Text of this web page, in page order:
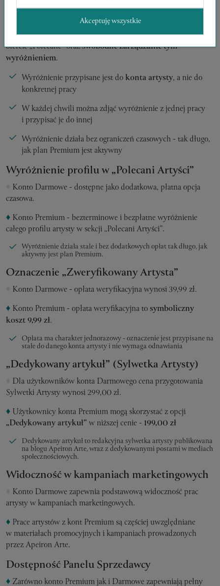
Konto Premium umożliwiabezterminowe i
bezpłatnewyróżnieniejednej dowolnej aktywnej pracyw
ofercie „Polecane” orazswobodne zarządzanie tym
wyróżnieniem.
Wyróżnienie przypisane jest do konta artysty, a nie do
konkretnej pracy
W każdej chwili można zdjąć wyróżnienie z jednej pracy
i przypisać je do innej
Wyróżnienie działa bez ograniczeń czasowych - tak długo,
jak plan Premium jest aktywny
Wyróżnienie profilu w „Polecani Artyści”
Konto Darmowe - dostępne jako dodatkowa, płatna opcja
czasowa.
♦ Konto Premium - bezterminowe i bezpłatne wyróżnienie
całego profilu artysty w sekcji „Polecani Artyści”.
Wyróżnienie działa stale i bez dodatkowych opłat tak długo, jak
aktywny jest plan Premium.
Oznaczenie „Zweryfikowany Artysta”
Konto Darmowe - opłata weryfikacyjna wynosi 39,99 zł.
♦ Konto Premium - opłata weryfikacyjna to symboliczny
koszt 9,99 zł.
Opłata ma charakter jednorazowy - oznaczenie jest przypisane na
stałe do danego konta artysty i nie wymaga odnawiania
„Dedykowany artykuł” (Sylwetka Artysty)
Dla użytkowników konta Darmowego cena przygotowania
Sylwetki Artysty wynosi 299,00 zł.
♦ Użytkownicy konta Premium mogą skorzystać z opcji
„Dedykowany artykuł” w niższej cenie - 199,00 zł
Dedykowany artykuł to redakcyjna sylwetka artysty publikowana
na blogu Apeiron Arte, wraz z dedykowanymi postami w mediach
społecznościowych.
Widoczność w kampaniach marketingowych
Konto Darmowe zapewnia podstawową widoczność prac
artysty w kampaniach marketingowych.
♦ Prace artystów z kont Premium są częściej uwzględniane
w materiałach promocyjnych i kampaniach prowadzonych
przez Apeiron Arte.
Dostępność Panelu Sprzedawcy
♦ Zarówno konto Premium jak i Darmowe zapewniają pełny
Akceptuję wszystkie